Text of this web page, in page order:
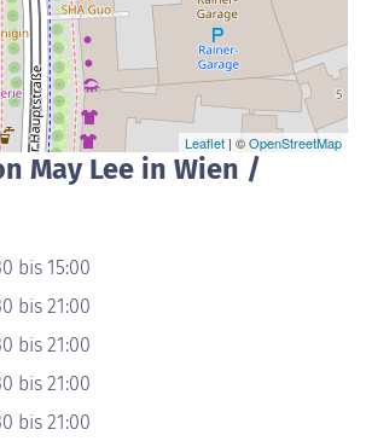
Leaflet | ©OpenStreetMap
May Lee in Wien /
bis 15:00
bis 21:00
bis 21:00
bis 21:00
bis 21:00